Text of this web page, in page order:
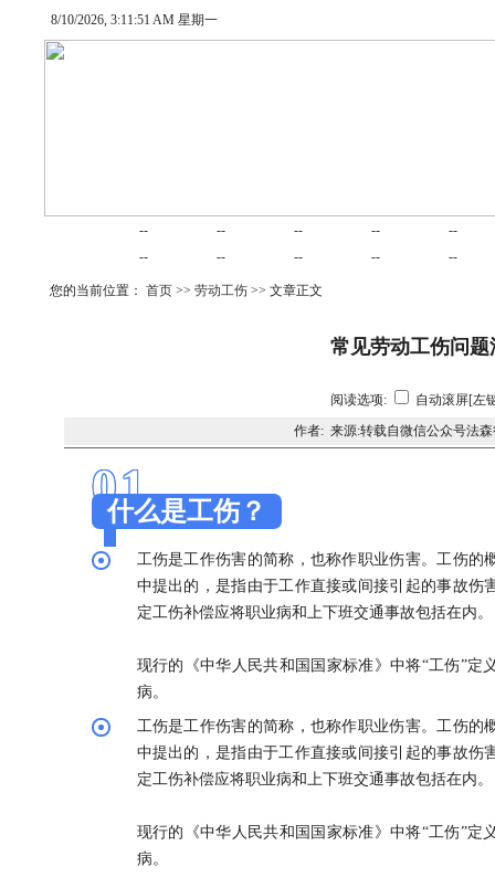
8/10/2026, 3:11:51 AM 星期一
-- -- -- -- --
-- -- -- -- --
您的当前位置： 首页 >> 劳动工伤 >> 文章正文
常见劳动工伤问题
阅读选项:
自动滚屏[左
作者: 来源:转载自微信公众号法
01
什么是工伤？
工伤是工作伤害的简称，也称作职业伤害。工伤的
中提出的，是指由于工作直接或间接引起的事故伤
定工伤补偿应将职业病和上下班交通事故包括在内。
现行的《中华人民共和国国家标准》中将“工伤”定
病。
工伤是工作伤害的简称，也称作职业伤害。工伤的
中提出的，是指由于工作直接或间接引起的事故伤
定工伤补偿应将职业病和上下班交通事故包括在内。
现行的《中华人民共和国国家标准》中将“工伤”定
病。